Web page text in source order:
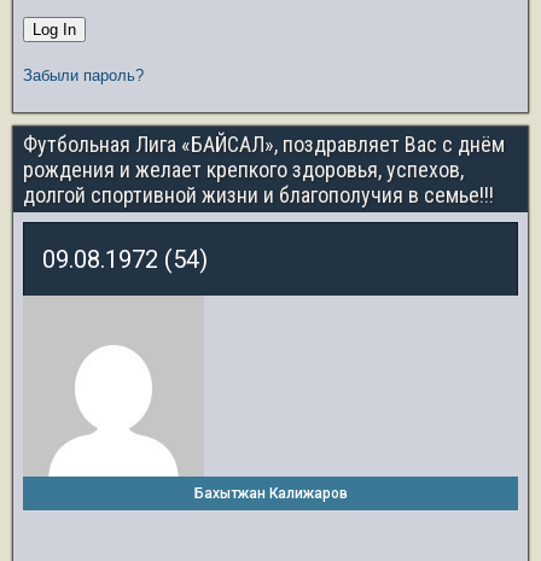
Забыли пароль?
Футбольная Лига «БАЙСАЛ», поздравляет Вас с днём
рождения и желает крепкого здоровья, успехов,
долгой спортивной жизни и благополучия в семье!!!
09.08.1972 (54)
Бахытжан Калижаров